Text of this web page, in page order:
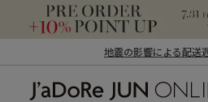
地震の影響による配送